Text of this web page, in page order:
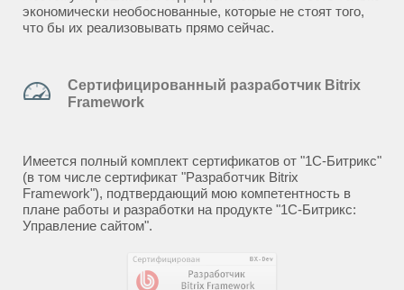
экономически необоснованные, которые не стоят того,
что бы их реализовывать прямо сейчас.
Сертифицированный разработчик Bitrix
Framework
Имеется полный комплект сертификатов от "1С-Битрикс"
(в том числе сертификат "Разработчик Bitrix
Framework"), подтвердающий мою компетентность в
плане работы и разработки на продукте "1С-Битрикс:
Управление сайтом".